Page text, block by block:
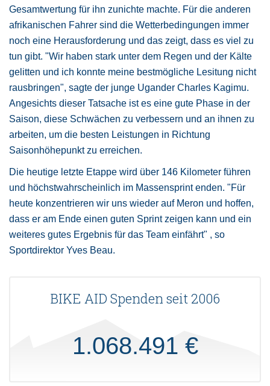
Gesamtwertung für ihn zunichte machte. Für die anderen
afrikanischen Fahrer sind die Wetterbedingungen immer
noch eine Herausforderung und das zeigt, dass es viel zu
tun gibt. "Wir haben stark unter dem Regen und der Kälte
gelitten und ich konnte meine bestmögliche Lesitung nicht
rausbringen", sagte der junge Ugander Charles Kagimu.
Angesichts dieser Tatsache ist es eine gute Phase in der
Saison, diese Schwächen zu verbessern und an ihnen zu
arbeiten, um die besten Leistungen in Richtung
Saisonhöhepunkt zu erreichen.
Die heutige letzte Etappe wird über 146 Kilometer führen
und höchstwahrscheinlich im Massensprint enden. "Für
heute konzentrieren wir uns wieder auf Meron und hoffen,
dass er am Ende einen guten Sprint zeigen kann und ein
weiteres gutes Ergebnis für das Team einfährt" , so
Sportdirektor Yves Beau.
BIKE AID Spenden seit 2006
1.068.491 €